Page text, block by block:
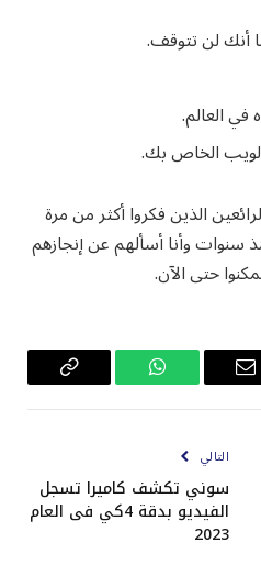
أنك لن تتوقف.
في العالم.
الذين فكروا أكثر من مرة
سنوات وأنا أسألهم عن إنجازهم
حتى الآن.
البريد
واتساب
Copy
التالي
سوني تكشف كاميرا تسجل
الفيديو بدقة 4كي فی العام
2023